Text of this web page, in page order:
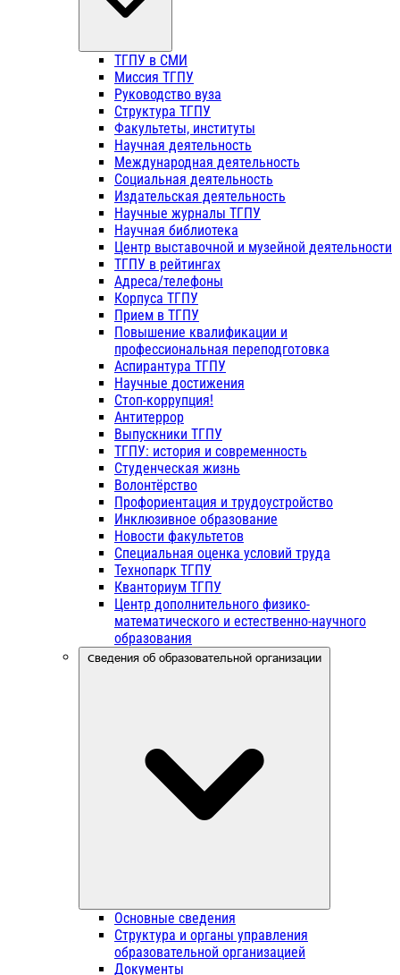
ТГПУ в СМИ
Миссия ТГПУ
Руководство вуза
Структура ТГПУ
Факультеты, институты
Научная деятельность
Международная деятельность
Социальная деятельность
Издательская деятельность
Научные журналы ТГПУ
Научная библиотека
Центр выставочной и музейной деятельности
ТГПУ в рейтингах
Адреса/телефоны
Корпуса ТГПУ
Прием в ТГПУ
Повышение квалификации и
профессиональная переподготовка
Аспирантура ТГПУ
Научные достижения
Стоп-коррупция!
Антитеррор
Выпускники ТГПУ
ТГПУ: история и современность
Студенческая жизнь
Волонтёрство
Профориентация и трудоустройство
Инклюзивное образование
Новости факультетов
Специальная оценка условий труда
Технопарк ТГПУ
Кванториум ТГПУ
Центр дополнительного физико-
математического и естественно-научного
образования
Сведения об образовательной организации
Основные сведения
Структура и органы управления
образовательной организацией
Документы